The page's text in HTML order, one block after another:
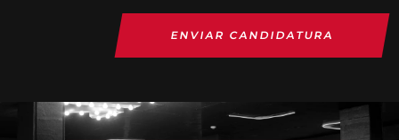
ENVIAR CANDIDATURA